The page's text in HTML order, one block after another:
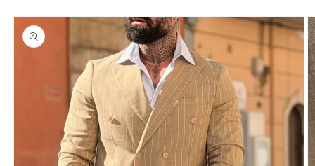
Passa alle
informazioni
sul prodotto